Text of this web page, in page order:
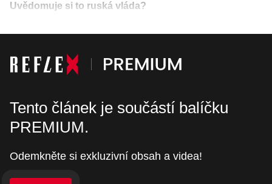
Uvědomuje si to ruská vláda?
Tento článek je součástí balíčku
PREMIUM.
Odemkněte si exkluzivní obsah a videa!